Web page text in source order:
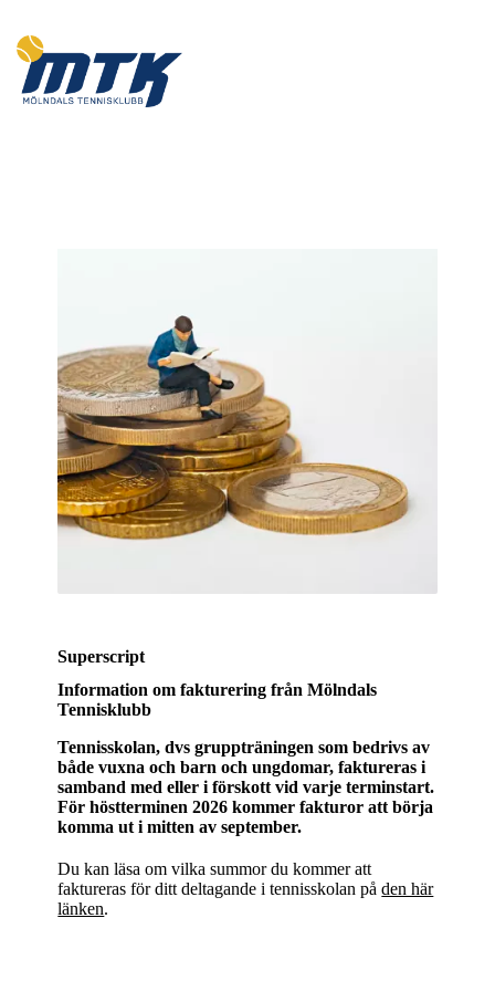
Superscript
Information om fakturering från Mölndals
Tennisklubb
Tennisskolan, dvs gruppträningen som bedrivs av
både vuxna och barn och ungdomar, faktureras i
samband med eller i förskott vid varje terminstart.
För höstterminen 2026 kommer fakturor att börja
komma ut i mitten av september.
Du kan läsa om vilka summor du kommer att
faktureras för ditt deltagande i tennisskolan påden här
länken.